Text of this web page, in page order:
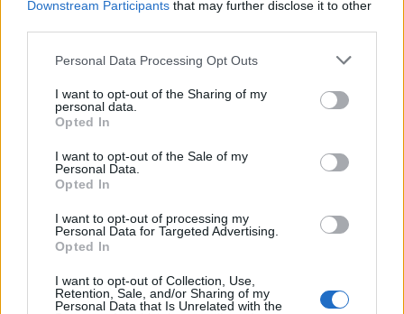
Downstream Participants that may further disclose it to other
Personal Data Processing Opt Outs
I want to opt-out of the Sharing of my
personal data.
Opted In
I want to opt-out of the Sale of my
Personal Data.
Opted In
I want to opt-out of processing my
Personal Data for Targeted Advertising.
Opted In
I want to opt-out of Collection, Use,
Retention, Sale, and/or Sharing of my
Personal Data that Is Unrelated with the
다른 게임들
퍼즐 솔리테어 마작
스도쿠
색상 배틀
지뢰 찾기
리버시